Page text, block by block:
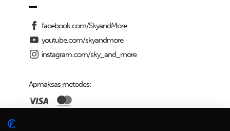
facebook.com/SkyandMore
youtube.com/skyandmore
instagram.com/sky_and_more
Apmaksas metodes: